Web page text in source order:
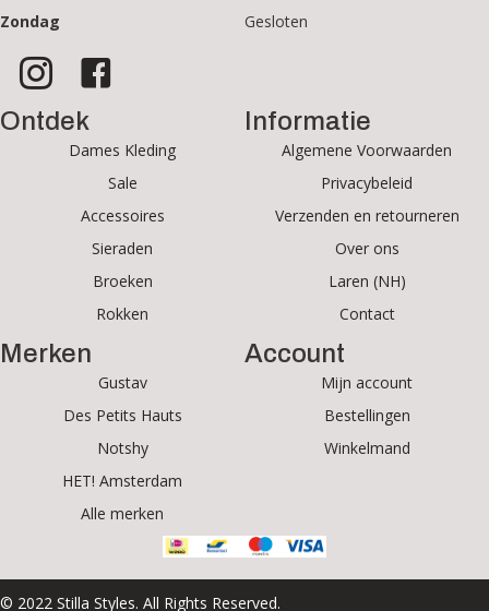
Zondag
Gesloten
Ontdek
Dames Kleding
Sale
Accessoires
Sieraden
Broeken
Rokken
Merken
Gustav
Des Petits Hauts
Notshy
HET! Amsterdam
Alle merken
Informatie
Algemene Voorwaarden
Privacybeleid
Verzenden en retourneren
Over ons
Laren (NH)
Contact
Account
Mijn account
Bestellingen
Winkelmand
© 2022 Stilla Styles. All Rights Reserved.